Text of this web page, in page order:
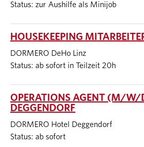
Status: zur Aushilfe als Minijob
HOUSEKEEPING
DORMERO DeHo Linz
Status: ab sofort in Teilzeit 20h
OPERATIONS AGENT (M/W/
DEGGENDORF
DORMERO Hotel Deggendorf
Status: ab sofort